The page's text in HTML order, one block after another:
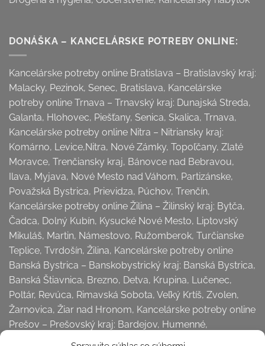
DONÁŠKA – KANCELÁRSKE POTREBY ONLINE:
Kancelárske potreby online Bratislava – Bratislavský kraj:
Malacky, Pezinok, Senec, Bratislava, Kancelárske
potreby online Trnava – Trnavský kraj: Dunajská Streda,
Galanta, Hlohovec, Piešťany, Senica, Skalica, Trnava,
Kancelárske potreby online Nitra – Nitriansky kraj:
Komárno, Levice,Nitra, Nové Zámky, Topoľčany, Zlaté
Moravce, Trenčiansky kraj, Bánovce nad Bebravou,
Ilava, Myjava, Nové Mesto nad Váhom, Partizánske,
Považská Bystrica, Prievidza, Púchov, Trenčín,
Kancelárske potreby online Žilina – Žilinský kraj: Bytča,
Čadca, Dolný Kubín, Kysucké Nové Mesto, Liptovský
Mikuláš, Martin, Námestovo, Ružomberok, Turčianske
Teplice, Tvrdošín, Žilina, Kancelárske potreby online
Banská Bystrica – Banskobystrický kraj: Banská Bystrica,
Banská Štiavnica, Brezno, Detva, Krupina, Lučenec,
Poltár, Revúca, Rimavská Sobota, Veľký Krtíš, Zvolen,
Žarnovica, Žiar nad Hronom, Kancelárske potreby online
Prešov – Prešovský kraj: Bardejov, Humenné,